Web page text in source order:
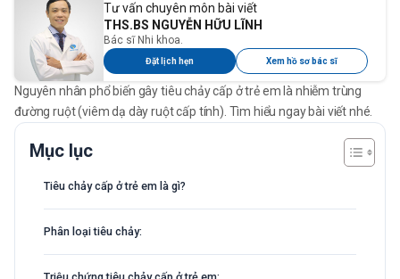
Nguyên nhân phổ biến gây tiêu chảy cấp ở trẻ em là nhiễm trùng
đường ruột (viêm dạ dày ruột cấp tính). Tìm hiểu ngay bài viết nhé.
Tư vấn chuyên môn bài viết
THS.BS NGUYỄN HỮU LĨNH
Bác sĩ Nhi khoa.
Đặt lịch hẹn Xem hồ sơ bác sĩ
Mục lục
Tiêu chảy cấp ở trẻ em là gì?
Phân loại tiêu chảy: